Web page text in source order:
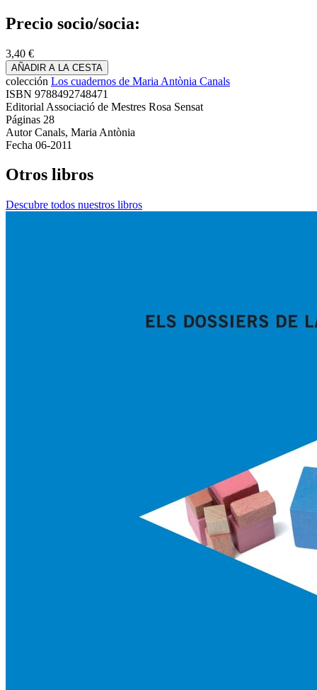
Precio socio/socia:
3,40 €
AÑADIR A LA CESTA
colección Los cuadernos de Maria Antònia Canals
ISBN 9788492748471
Editorial Associació de Mestres Rosa Sensat
Páginas 28
Autor Canals, Maria Antònia
Fecha 06-2011
Otros libros
Descubre todos nuestros libros